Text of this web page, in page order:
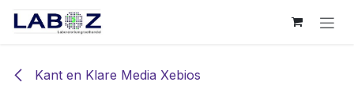
Overslaan naar inhoud
Kant en Klare Media Xebios